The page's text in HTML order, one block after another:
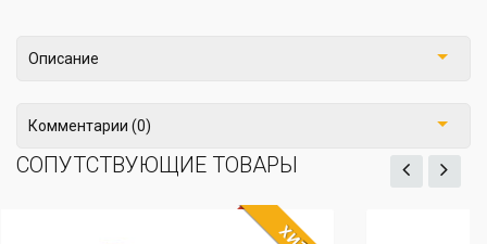
Описание
Комментарии (0)
СОПУТСТВУЮЩИЕ ТОВАРЫ